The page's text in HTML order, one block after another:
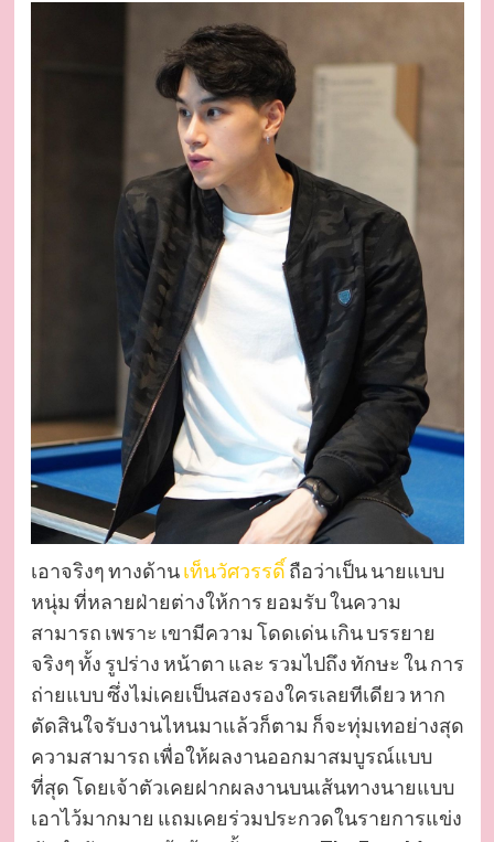
เอาจริงๆ ทางด้านเท็นวัศวรรดิ์ ถือว่าเป็น นายแบบ
หนุ่ม ที่หลายฝ่ายต่างให้การ ยอมรับ ในความ
สามารถ เพราะ เขามีความ โดดเด่น เกิน บรรยาย
จริงๆ ทั้ง รูปร่าง หน้าตา และ รวมไปถึง ทักษะ ใน การ
ถ่ายแบบ ซึ่งไม่เคยเป็นสองรองใครเลยทีเดียว หาก
ตัดสินใจรับงานไหนมาแล้วก็ตาม ก็จะทุ่มเทอย่างสุด
ความสามารถ เพื่อให้ผลงานออกมาสมบูรณ์แบบ
ที่สุด โดยเจ้าตัวเคยฝากผลงานบนเส้นทางนายแบบ
เอาไว้มากมาย แถมเคยร่วมประกวดในรายการแข่ง